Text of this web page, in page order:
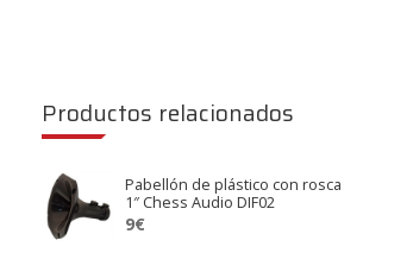
Productos relacionados
Pabellón de plástico con rosca
1″ Chess Audio DIF02
9€